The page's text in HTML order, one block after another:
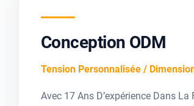
Conception ODM
Tension Personnalisée /
Avec 17 Ans D’expérience Dans